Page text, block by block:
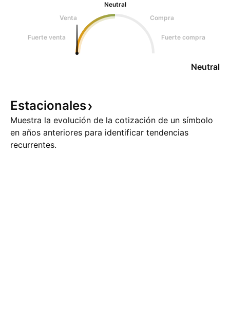
Neutral
Venta
Compra
Fuerte venta Fuerte compra
Neutral
Estacionales
Muestra la evolución de la cotización de un símbolo
en años anteriores para identificar tendencias
recurrentes.